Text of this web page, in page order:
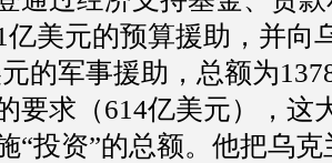
亿美元的预算援助，并向
的军事援助，总额为
要求（614亿美元），这
“投资”的总额。他把乌